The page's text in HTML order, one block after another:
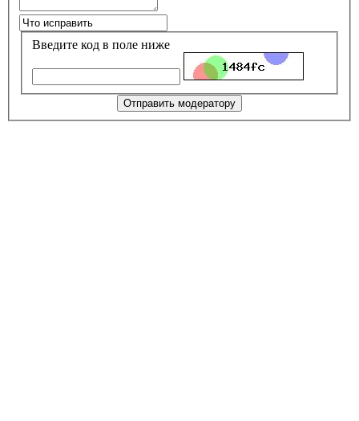
Введите код в поле ниже
Отправить модератору